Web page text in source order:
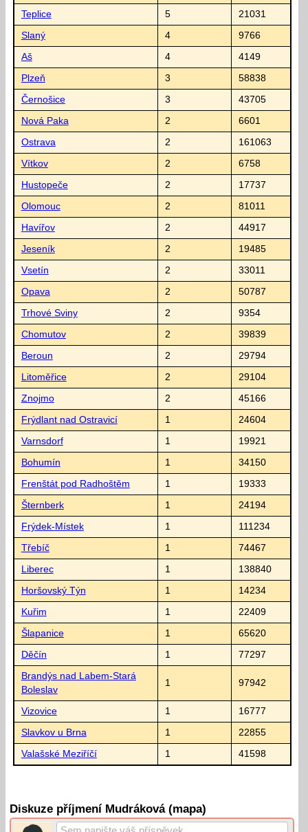
Teplice 5 21031
Slaný 4 9766
Aš 4 4149
Plzeň 3 58838
Černošice 3 43705
Nová Paka 2 6601
Ostrava 2 161063
Vítkov 2 6758
Hustopeče 2 17737
Olomouc 2 81011
Havířov 2 44917
Jeseník 2 19485
Vsetín 2 33011
Opava 2 50787
Trhové Sviny 2 9354
Chomutov 2 39839
Beroun 2 29794
Litoměřice 2 29104
Znojmo 2 45166
Frýdlant nad Ostravicí 1 24604
Varnsdorf 1 19921
Bohumín 1 34150
Frenštát pod Radhoštěm 1 19333
Šternberk 1 24194
Frýdek-Místek 1 111234
Třebíč 1 74467
Liberec 1 138840
Horšovský Týn 1 14234
Kuřim 1 22409
Šlapanice 1 65620
Děčín 1 77297
Brandýs nad Labem-Stará
Boleslav
1 97942
Vizovice 1 16777
Slavkov u Brna 1 22855
Valašské Meziříčí 1 41598
Diskuze příjmení Mudráková (mapa)